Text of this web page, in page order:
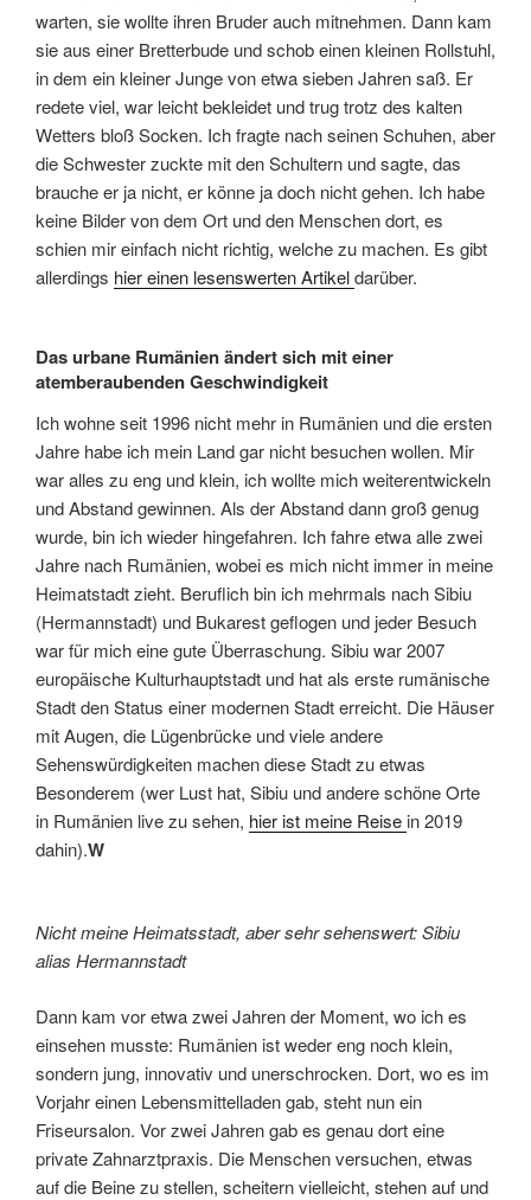
warten, sie wollte ihren Bruder auch mitnehmen. Dann kam
sie aus einer Bretterbude und schob einen kleinen Rollstuhl,
in dem ein kleiner Junge von etwa sieben Jahren saß. Er
redete viel, war leicht bekleidet und trug trotz des kalten
Wetters bloß Socken. Ich fragte nach seinen Schuhen, aber
die Schwester zuckte mit den Schultern und sagte, das
brauche er ja nicht, er könne ja doch nicht gehen. Ich habe
keine Bilder von dem Ort und den Menschen dort, es
schien mir einfach nicht richtig, welche zu machen. Es gibt
allerdings hier einen lesenswerten Artikeldarüber.
Das urbane Rumänien ändert sich mit einer
atemberaubenden Geschwindigkeit
Ich wohne seit 1996 nicht mehr in Rumänien und die ersten
Jahre habe ich mein Land gar nicht besuchen wollen. Mir
war alles zu eng und klein, ich wollte mich weiterentwickeln
und Abstand gewinnen. Als der Abstand dann groß genug
wurde, bin ich wieder hingefahren. Ich fahre etwa alle zwei
Jahre nach Rumänien, wobei es mich nicht immer in meine
Heimatstadt zieht. Beruflich bin ich mehrmals nach Sibiu
(Hermannstadt) und Bukarest geflogen und jeder Besuch
war für mich eine gute Überraschung. Sibiu war 2007
europäische Kulturhauptstadt und hat als erste rumänische
Stadt den Status einer modernen Stadt erreicht. Die Häuser
mit Augen, die Lügenbrücke und viele andere
Sehenswürdigkeiten machen diese Stadt zu etwas
Besonderem (wer Lust hat, Sibiu und andere schöne Orte
in Rumänien live zu sehen, hier ist meine Reise in 2019
dahin).W
Nicht meine Heimatsstadt, aber sehr sehenswert: Sibiu
alias Hermannstadt
Dann kam vor etwa zwei Jahren der Moment, wo ich es
einsehen musste: Rumänien ist weder eng noch klein,
sondern jung, innovativ und unerschrocken. Dort, wo es im
Vorjahr einen Lebensmittelladen gab, steht nun ein
Friseursalon. Vor zwei Jahren gab es genau dort eine
private Zahnarztpraxis. Die Menschen versuchen, etwas
auf die Beine zu stellen, scheitern vielleicht, stehen auf und